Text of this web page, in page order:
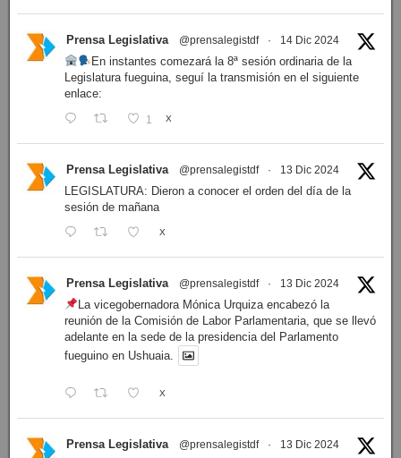
Prensa Legislativa @prensalegistdf · 14 Dic 2024
En instantes comezará la 8ª sesión ordinaria de la
Legislatura fueguina, seguí la transmisión en el siguiente
enlace:
1 X
Prensa Legislativa @prensalegistdf · 13 Dic 2024
LEGISLATURA: Dieron a conocer el orden del día de la
sesión de mañana
X
Prensa Legislativa @prensalegistdf · 13 Dic 2024
La vicegobernadora Mónica Urquiza encabezó la
reunión de la Comisión de Labor Parlamentaria, que se llevó
adelante en la sede de la presidencia del Parlamento
fueguino en Ushuaia.
X
Prensa Legislativa @prensalegistdf · 13 Dic 2024